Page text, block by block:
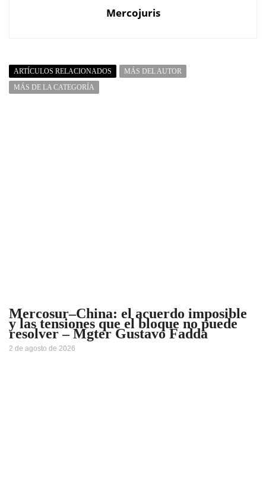
Mercojuris
ARTÍCULOS RELACIONADOS
MÁS DEL AUTOR
MÁS DE LA CATEGORÍA
Mercosur–China: el acuerdo imposible
y las tensiones que el bloque no puede
resolver – Mgter Gustavo Fadda
2 de agosto de 2026